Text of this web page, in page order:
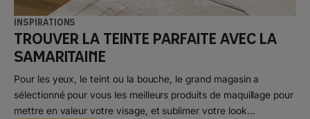
Inspirations
Trouver la teinte parfaite avec la
Samaritaine
Pour les yeux, le teint ou la bouche, le grand magasin a
sélectionné pour vous les meilleurs produits de maquillage pour
mettre en valeur votre visage, et sublimer votre look